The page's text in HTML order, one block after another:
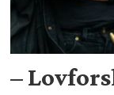
–